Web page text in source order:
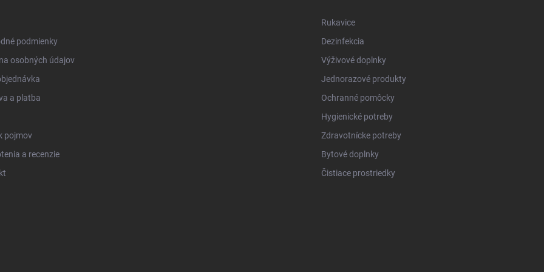
podmienky
osobných údajov
a platba
pojmov
a recenzie
Rukavice
Dezinfekcia
Výživové doplnky
Jednorazové produkty
Ochranné pomôcky
Hygienické potreby
Zdravotnícke potreby
Bytové doplnky
Čistiace prostriedky